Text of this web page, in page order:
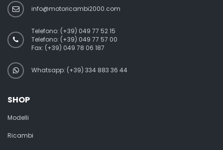
info@motoricambi2000.com
Telefono: (+39) 049 77 52 15
Telefono: (+39) 049 77 57 00
Fax: (+39) 049 78 06 187
Whatsapp: (+39) 334 883 36 44
SHOP
Modelli
Ricambi